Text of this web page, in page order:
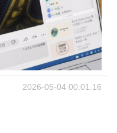
2026-05-04 00:01:16